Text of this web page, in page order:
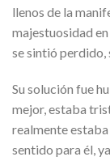
llenos de la
majestuosidad
se sintió perdido,
Su solución fue
mejor, estaba
realmente
sentido para él,